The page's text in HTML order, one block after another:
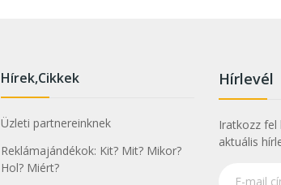
Hírek,Cikkek
Üzleti partnereinknek
Reklámajándékok: Kit? Mit? Mikor?
Hol? Miért?
Hírlevél
Iratkozz fel
aktuális